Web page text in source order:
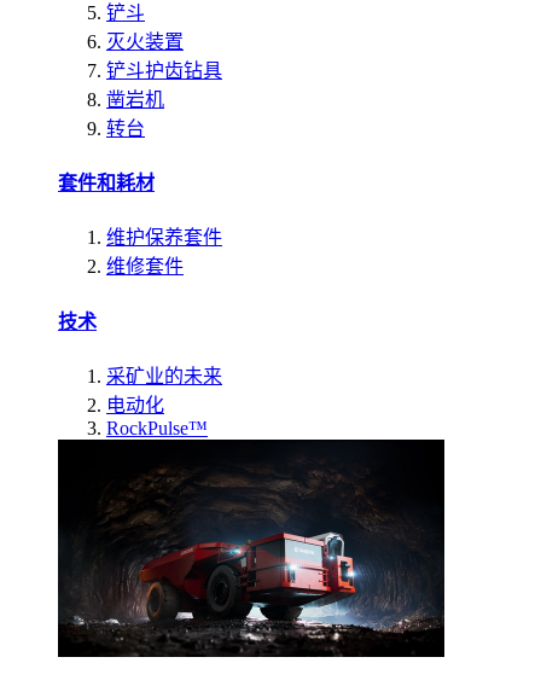
铲斗
灭火装置
铲斗护齿钻具
凿岩机
转台
套件和耗材
维护保养套件
维修套件
技术
采矿业的未来
电动化
RockPulse™